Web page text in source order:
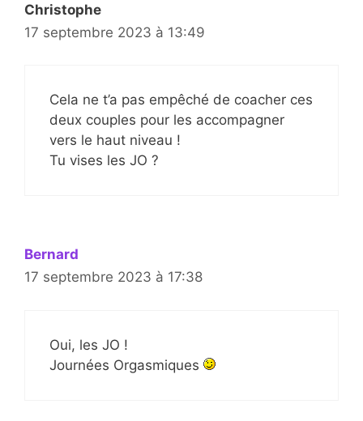
Christophe
17 septembre 2023 à 13:49
Cela ne t’a pas empêché de coacher ces
deux couples pour les accompagner
vers le haut niveau !
Tu vises les JO ?
Bernard
17 septembre 2023 à 17:38
Oui, les JO !
Journées Orgasmiques